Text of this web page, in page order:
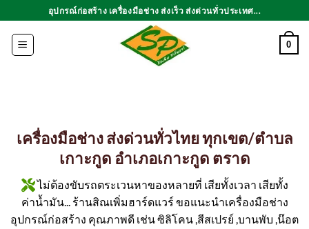
ไป
เนื้อหา
อุปกรณ์ก่อสร้าง เครื่องมือช่าง ส่งเร็ว ส่งด่วนทั่วประเทศ...
0
เครื่องมือช่าง ส่งด่วนทั่วไทย ทุกเขต/ตำบล
เกาะกูด อำเภอเกาะกูด ตราด
ไม่ต้องขับรถตระเวนหาของหลายที่ เสียทั้งเวลา เสียทั้ง
ค่าน้ำมัน... ร้านสิณเพิ่มฮาร์ดแวร์ ขอแนะนำเครื่องมือช่าง
อุปกรณ์ก่อสร้าง คุณภาพดี เช่น ซิลิโคน ,สีสเปรย์ ,บานพับ ,น๊อต